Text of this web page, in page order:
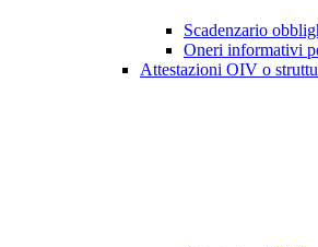
Scadenzario
Oneri informativi
Attestazioni OIV o